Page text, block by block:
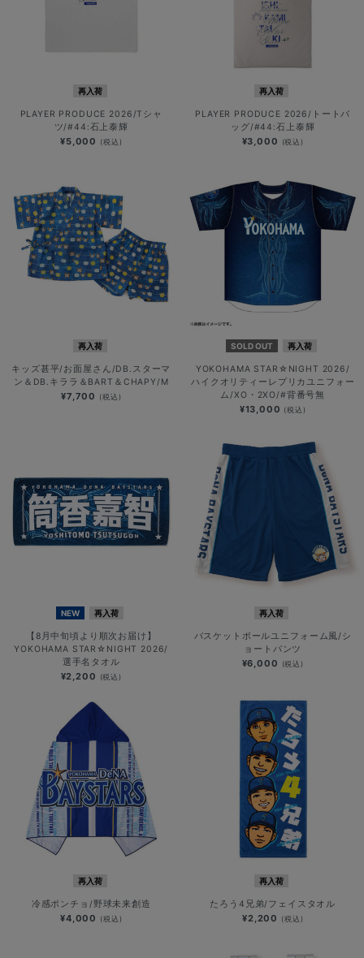
再入荷
PLAYER PRODUCE 2026/Tシャ
ツ/#44:石上泰輝
¥5,000 (税込)
再入荷
PLAYER PRODUCE 2026/トートバ
ッグ/#44:石上泰輝
¥3,000 (税込)
再入荷
キッズ甚平/お面屋さん/DB.スターマ
ン＆DB.キララ＆BART＆CHAPY/M
¥7,700 (税込)
SOLD OUT 再入荷
YOKOHAMA STAR☆NIGHT 2026/
ハイクオリティーレプリカユニフォー
ム/XO・2XO/#背番号無
¥13,000 (税込)
NEW 再入荷
【8月中旬頃より順次お届け】
YOKOHAMA STAR☆NIGHT 2026/
選手名タオル
¥2,200 (税込)
再入荷
バスケットボールユニフォーム風/シ
ョートパンツ
¥6,000 (税込)
再入荷
冷感ポンチョ/野球未来創造
¥4,000 (税込)
再入荷
たろう4兄弟/フェイスタオル
¥2,200 (税込)